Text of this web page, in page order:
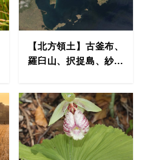
【北方領土】古釜布、
羅臼山、択捉島、紗...